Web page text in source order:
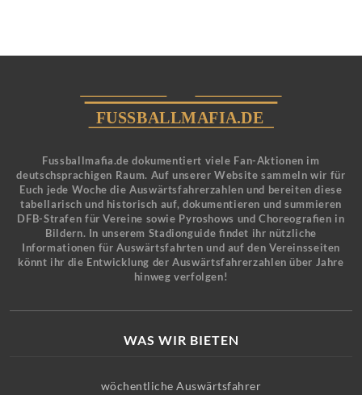
Fussballmafia.de dokumentiert viele Fan-Aktionen im
deutschsprachigen Raum. Auf unserer Website sammeln wir für
Euch jede Woche die Auswärtsfahrerzahlen und bereiten diese
tabellarisch und historisch auf, dokumentieren und summieren
DFB-Strafen für Vereine sowie Pyroshows und Choreografien in
Bildern. In unserem Stadionguide findet ihr nützliche
Informationen für Auswärtsfahrten und auf den Vereinsseiten
könnt ihr die Entwicklung der Auswärtsfahrerzahlen über Jahre
hinweg verfolgen!
WAS WIR BIETEN
wöchentliche Auswärtsfahrer